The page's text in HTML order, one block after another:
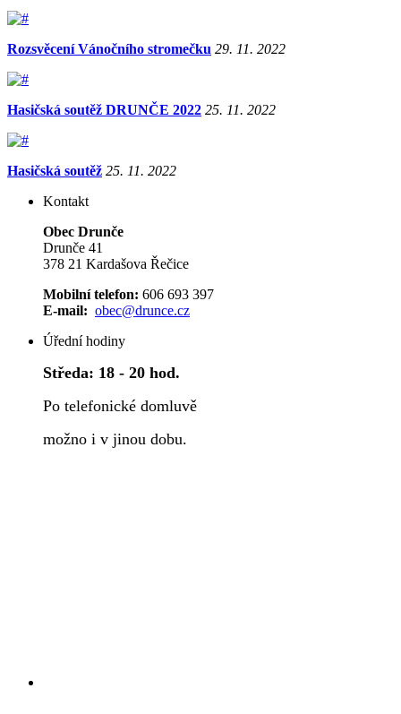
Rozsvěcení Vánočního stromečku 29. 11. 2022
Hasičská soutěž DRUNČE 2022 25. 11. 2022
Hasičská soutěž 25. 11. 2022
Kontakt
Obec Drunče
Drunče 41
378 21 Kardašova Řečice
Mobilní telefon: 606 693 397
E-mail: obec@drunce.cz
Úřední hodiny
Středa: 18 - 20 hod.
Po telefonické domluvě
možno i v jinou dobu.